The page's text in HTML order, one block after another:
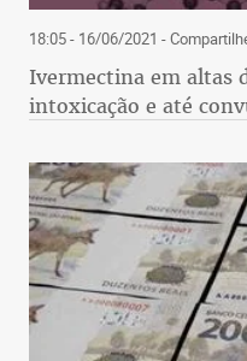
18:05 - 16/06/2021 -
Ivermectina em altas
intoxicação e até